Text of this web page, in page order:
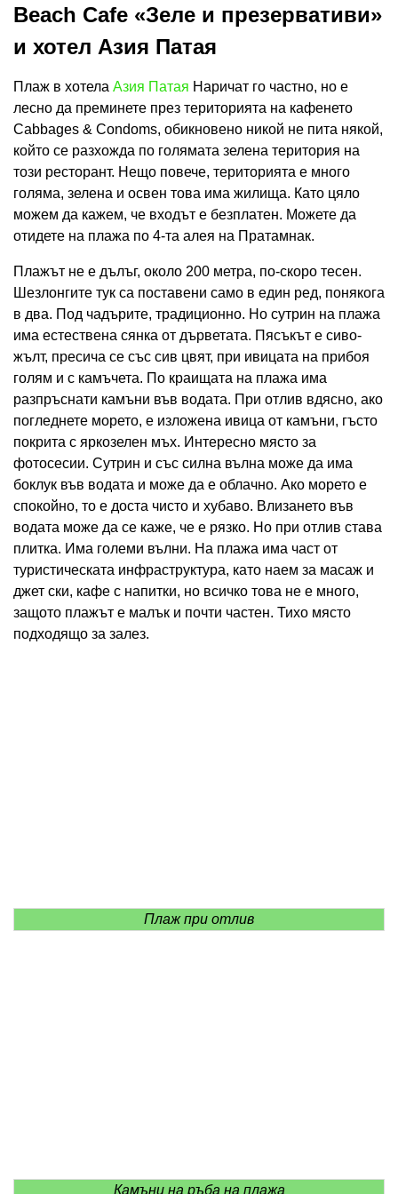
Beach Cafe «Зеле и презервативи»
и хотел Азия Патая
Плаж в хотела Азия Патая Наричат ​​го частно, но е
лесно да преминете през територията на кафенето
Cabbages & Condoms, обикновено никой не пита някой,
който се разхожда по голямата зелена територия на
този ресторант. Нещо повече, територията е много
голяма, зелена и освен това има жилища. Като цяло
можем да кажем, че входът е безплатен. Можете да
отидете на плажа по 4-та алея на Пратамнак.
Плажът не е дълъг, около 200 метра, по-скоро тесен.
Шезлонгите тук са поставени само в един ред, понякога
в два. Под чадърите, традиционно. Но сутрин на плажа
има естествена сянка от дърветата. Пясъкът е сиво-
жълт, пресича се със сив цвят, при ивицата на прибоя
голям и с камъчета. По краищата на плажа има
разпръснати камъни във водата. При отлив вдясно, ако
погледнете морето, е изложена ивица от камъни, гъсто
покрита с яркозелен мъх. Интересно място за
фотосесии. Сутрин и със силна вълна може да има
боклук във водата и може да е облачно. Ако морето е
спокойно, то е доста чисто и хубаво. Влизането във
водата може да се каже, че е рязко. Но при отлив става
плитка. Има големи вълни. На плажа има част от
туристическата инфраструктура, като наем за масаж и
джет ски, кафе с напитки, но всичко това не е много,
защото плажът е малък и почти частен. Тихо място
подходящо за залез.
Плаж при отлив
Камъни на ръба на плажа